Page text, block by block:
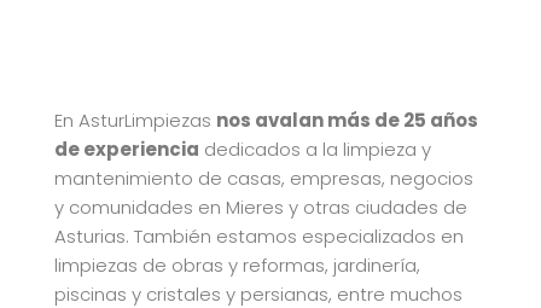
En AsturLimpiezas nos avalan más de 25 años
de experiencia dedicados a la limpieza y
mantenimiento de casas, empresas, negocios
y comunidades en Mieres y otras ciudades de
Asturias. También estamos especializados en
limpiezas de obras y reformas, jardinería,
piscinas y cristales y persianas, entre muchos